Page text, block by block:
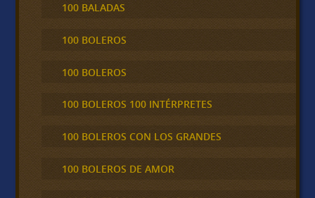
100 BALADAS
100 BOLEROS
100 BOLEROS
100 BOLEROS 100 INTÉRPRETES
100 BOLEROS CON LOS GRANDES
100 BOLEROS DE AMOR